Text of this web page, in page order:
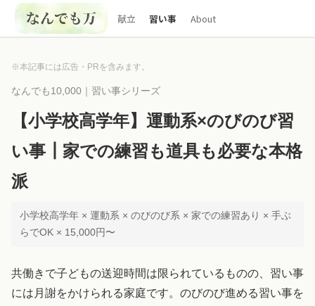
献立 習い事 About
※本記事には広告・PRを含みます。
なんでも10,000｜習い事シリーズ
【小学校高学年】運動系×のびのび習
い事┃家での練習も道具も必要な本格
派
小学校高学年 × 運動系 × のびのび系 × 家での練習あり × 手ぶ
らでOK × 15,000円〜
共働きで子どもの送迎時間は限られているものの、習い事
には月謝をかけられる家庭です。のびのび進める習い事を